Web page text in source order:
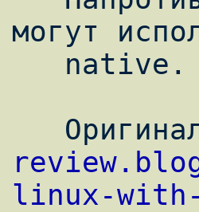
могут
linux-